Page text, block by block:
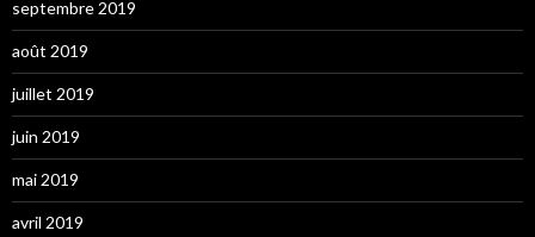
septembre 2019
août 2019
juillet 2019
juin 2019
mai 2019
avril 2019